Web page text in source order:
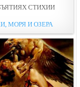
СТИХИИ
МОРЯ И ОЗЕРА